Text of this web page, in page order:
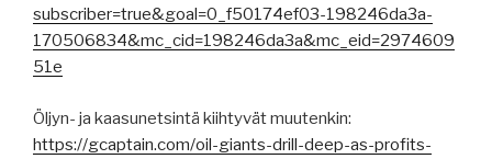
subscriber=true&goal=0_f50174ef03-198246da3a-
170506834&mc_cid=198246da3a&mc_eid=2974609
51e
Öljyn- ja kaasunetsintä kiihtyvät muutenkin:
https://gcaptain.com/oil-giants-drill-deep-as-profits-